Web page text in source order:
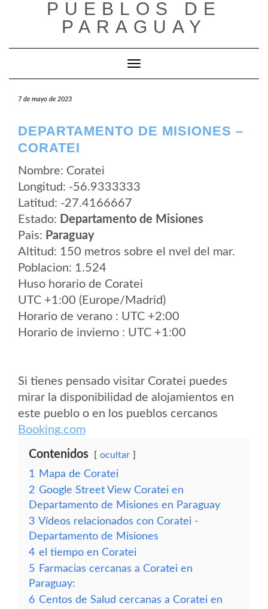
PUEBLOS DE
PARAGUAY
Cambiar modo de navegación
7 de mayo de 2023
DEPARTAMENTO DE MISIONES –
CORATEI
Nombre: Coratei
Longitud: -56.9333333
Latitud: -27.4166667
Estado: Departamento de Misiones
Pais: Paraguay
Altitud: 150 metros sobre el nvel del mar.
Poblacion: 1.524
Huso horario de Coratei
UTC +1:00 (Europe/Madrid)
Horario de verano : UTC +2:00
Horario de invierno : UTC +1:00
Si tienes pensado visitar Coratei puedes
mirar la disponibilidad de alojamientos en
este pueblo o en los pueblos cercanos
Booking.com
Contenidos ocultar
1
Mapa de Coratei
2 Google Street View Coratei en
Departamento de Misiones en Paraguay
3 Vídeos relacionados con Coratei -
Departamento de Misiones
4 el tiempo en Coratei
5 Farmacias cercanas a Coratei en
Paraguay:
6 Centos de Salud cercanas a Coratei en